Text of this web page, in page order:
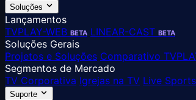
Soluções
Lançamentos
TVPLAY-WEB BETA LINEAR-CAST BETA
Soluções Gerais
Projetos e Soluções Comparativo
Segmentos de Mercado
TV Corporativa Igrejas na TV Live Sports
Suporte